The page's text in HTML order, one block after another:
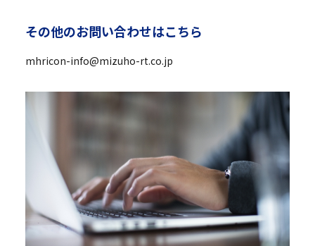
その他のお問い合わせはこちら
mhricon-info@mizuho-rt.co.jp